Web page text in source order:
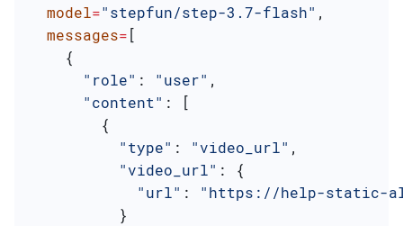
  model
="stepfun/step-3.7-flash" ,
  messages
=[
    {
      "role"
: "user" ,
      "content"
: [
        {
          "type"
: "video_url" ,
          "video_url"
: {
            "url"
: "https://help-static-
          }